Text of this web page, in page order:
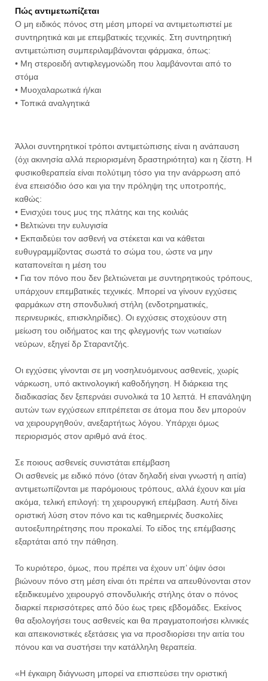
Πώς αντιμετωπίζεται
Ο μη ειδικός πόνος στη μέση μπορεί να αντιμετωπιστεί με
συντηρητικά και με επεμβατικές τεχνικές. Στη συντηρητική
αντιμετώπιση συμπεριλαμβάνονται φάρμακα, όπως:
• Μη στεροειδή αντιφλεγμονώδη που λαμβάνονται από το
στόμα
• Μυοχαλαρωτικά ή/και
• Τοπικά αναλγητικά
Άλλοι συντηρητικοί τρόποι αντιμετώπισης είναι η ανάπαυση
(όχι ακινησία αλλά περιορισμένη δραστηριότητα) και η ζέστη. Η
φυσικοθεραπεία είναι πολύτιμη τόσο για την ανάρρωση από
ένα επεισόδιο όσο και για την πρόληψη της υποτροπής,
καθώς:
• Ενισχύει τους μυς της πλάτης και της κοιλιάς
• Βελτιώνει την ευλυγισία
• Εκπαιδεύει τον ασθενή να στέκεται και να κάθεται
ευθυγραμμίζοντας σωστά το σώμα του, ώστε να μην
καταπονείται η μέση του
• Για τον πόνο που δεν βελτιώνεται με συντηρητικούς τρόπους,
υπάρχουν επεμβατικές τεχνικές. Μπορεί να γίνουν εγχύσεις
φαρμάκων στη σπονδυλική στήλη (ενδοτρηματικές,
περινευρικές, επισκληρίδιες). Οι εγχύσεις στοχεύουν στη
μείωση του οιδήματος και της φλεγμονής των νωτιαίων
νεύρων, εξηγεί δρ Σταραντζής.
Οι εγχύσεις γίνονται σε μη νοσηλευόμενους ασθενείς, χωρίς
νάρκωση, υπό ακτινολογική καθοδήγηση. Η διάρκεια της
διαδικασίας δεν ξεπερνάει συνολικά τα 10 λεπτά. Η επανάληψη
αυτών των εγχύσεων επιτρέπεται σε άτομα που δεν μπορούν
να χειρουργηθούν, ανεξαρτήτως λόγου. Υπάρχει όμως
περιορισμός στον αριθμό ανά έτος.
Σε ποιους ασθενείς συνιστάται επέμβαση
Οι ασθενείς με ειδικό πόνο (όταν δηλαδή είναι γνωστή η αιτία)
αντιμετωπίζονται με παρόμοιους τρόπους, αλλά έχουν και μία
ακόμα, τελική επιλογή: τη χειρουργική επέμβαση. Αυτή δίνει
οριστική λύση στον πόνο και τις καθημερινές δυσκολίες
αυτοεξυπηρέτησης που προκαλεί. Το είδος της επέμβασης
εξαρτάται από την πάθηση.
Το κυριότερο, όμως, που πρέπει να έχουν υπ’ όψιν όσοι
βιώνουν πόνο στη μέση είναι ότι πρέπει να απευθύνονται στον
εξειδικευμένο χειρουργό σπονδυλικής στήλης όταν ο πόνος
διαρκεί περισσότερες από δύο έως τρεις εβδομάδες. Εκείνος
θα αξιολογήσει τους ασθενείς και θα πραγματοποιήσει κλινικές
και απεικονιστικές εξετάσεις για να προσδιορίσει την αιτία του
πόνου και να συστήσει την κατάλληλη θεραπεία.
«Η έγκαιρη διάγνωση μπορεί να επισπεύσει την οριστική